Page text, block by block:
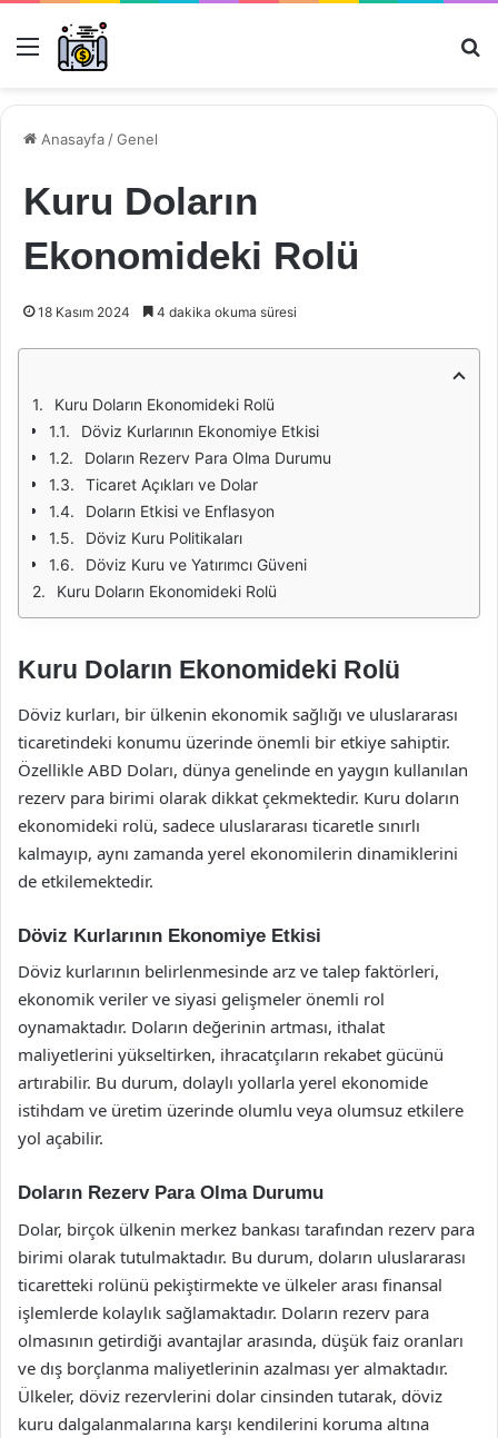
Menü
Anasayfa /Genel
Kuru Doların
Ekonomideki Rolü
18 Kasım 2024 4 dakika okuma süresi
Kuru Doların Ekonomideki Rolü
Döviz Kurlarının Ekonomiye Etkisi
Doların Rezerv Para Olma Durumu
Ticaret Açıkları ve Dolar
Doların Etkisi ve Enflasyon
Döviz Kuru Politikaları
Döviz Kuru ve Yatırımcı Güveni
Kuru Doların Ekonomideki Rolü
Kuru Doların Ekonomideki Rolü
Döviz kurları, bir ülkenin ekonomik sağlığı ve uluslararası
ticaretindeki konumu üzerinde önemli bir etkiye sahiptir.
Özellikle ABD Doları, dünya genelinde en yaygın kullanılan
rezerv para birimi olarak dikkat çekmektedir. Kuru doların
ekonomideki rolü, sadece uluslararası ticaretle sınırlı
kalmayıp, aynı zamanda yerel ekonomilerin dinamiklerini
de etkilemektedir.
Döviz Kurlarının Ekonomiye Etkisi
Döviz kurlarının belirlenmesinde arz ve talep faktörleri,
ekonomik veriler ve siyasi gelişmeler önemli rol
oynamaktadır. Doların değerinin artması, ithalat
maliyetlerini yükseltirken, ihracatçıların rekabet gücünü
artırabilir. Bu durum, dolaylı yollarla yerel ekonomide
istihdam ve üretim üzerinde olumlu veya olumsuz etkilere
yol açabilir.
Doların Rezerv Para Olma Durumu
Dolar, birçok ülkenin merkez bankası tarafından rezerv para
birimi olarak tutulmaktadır. Bu durum, doların uluslararası
ticaretteki rolünü pekiştirmekte ve ülkeler arası finansal
işlemlerde kolaylık sağlamaktadır. Doların rezerv para
olmasının getirdiği avantajlar arasında, düşük faiz oranları
ve dış borçlanma maliyetlerinin azalması yer almaktadır.
Ülkeler, döviz rezervlerini dolar cinsinden tutarak, döviz
kuru dalgalanmalarına karşı kendilerini koruma altına